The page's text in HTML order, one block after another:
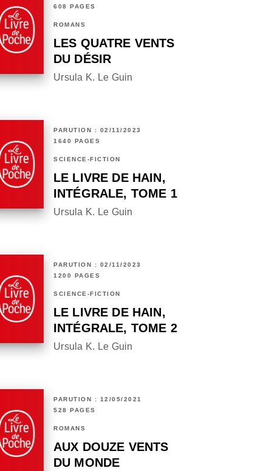
608 PAGES
ROMANS
LES QUATRE VENTS
DU DÉSIR
Ursula K. Le Guin
PARUTION : 02/11/2023
1640 PAGES
SCIENCE-FICTION
LE LIVRE DE HAIN,
INTÉGRALE, TOME 1
Ursula K. Le Guin
PARUTION : 02/11/2023
1200 PAGES
SCIENCE-FICTION
LE LIVRE DE HAIN,
INTÉGRALE, TOME 2
Ursula K. Le Guin
PARUTION : 12/05/2021
528 PAGES
ROMANS
AUX DOUZE VENTS
DU MONDE